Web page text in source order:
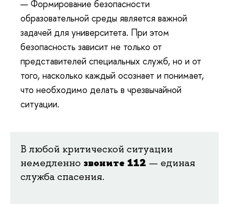
— Формирование безопасности
образовательной среды является важной
задачей для университета. При этом
безопасность зависит не только от
представителей специальных служб, но и от
того, насколько каждый осознает и понимает,
что необходимо делать в чрезвычайной
ситуации.
В любой критической ситуации
немедленно звоните 112 — единая
служба спасения.